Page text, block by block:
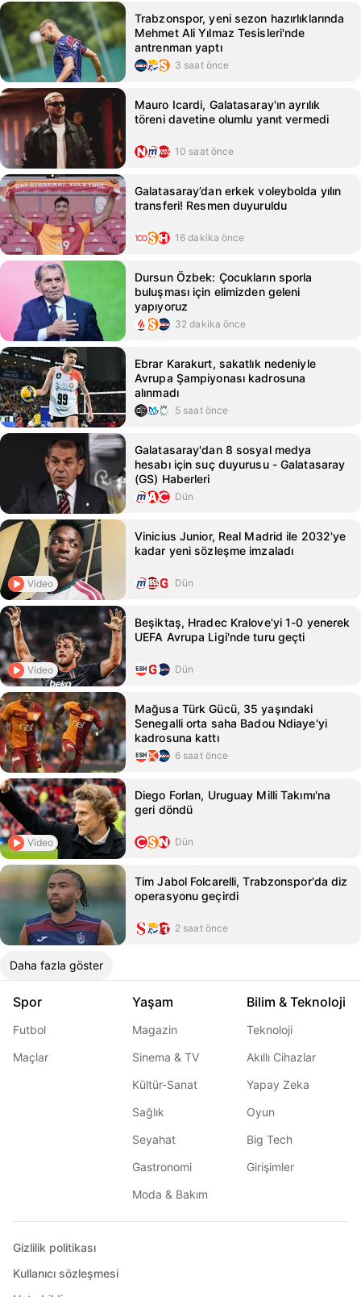
Trabzonspor, yeni sezon hazırlıklarında
Mehmet Ali Yılmaz Tesisleri'nde
antrenman yaptı
3 saat önce
Mauro Icardi, Galatasaray'ın ayrılık
töreni davetine olumlu yanıt vermedi
10 saat önce
Galatasaray’dan erkek voleybolda yılın
transferi! Resmen duyuruldu
16 dakika önce
Dursun Özbek: Çocukların sporla
buluşması için elimizden geleni
yapıyoruz
32 dakika önce
Ebrar Karakurt, sakatlık nedeniyle
Avrupa Şampiyonası kadrosuna
alınmadı
5 saat önce
Galatasaray'dan 8 sosyal medya
hesabı için suç duyurusu - Galatasaray
(GS) Haberleri
Dün
Video
Vinicius Junior, Real Madrid ile 2032'ye
kadar yeni sözleşme imzaladı
Dün
Video
Beşiktaş, Hradec Kralove'yi 1-0 yenerek
UEFA Avrupa Ligi'nde turu geçti
Dün
Mağusa Türk Gücü, 35 yaşındaki
Senegalli orta saha Badou Ndiaye'yi
kadrosuna kattı
6 saat önce
Video
Diego Forlan, Uruguay Milli Takımı'na
geri döndü
Dün
Tim Jabol Folcarelli, Trabzonspor'da diz
operasyonu geçirdi
2 saat önce
Daha fazla göster
Spor
Futbol
Maçlar
Yaşam
Magazin
Sinema & TV
Kültür-Sanat
Sağlık
Seyahat
Gastronomi
Moda & Bakım
Bilim & Teknoloji
Teknoloji
Akıllı Cihazlar
Yapay Zeka
Oyun
Big Tech
Girişimler
Gizlilik politikası
Kullanıcı sözleşmesi